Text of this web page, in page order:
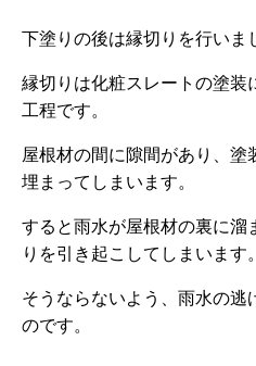
下塗りの後は縁切りを行いま
縁切りは化粧スレートの塗装
工程です。
屋根材の間に隙間があり、塗
埋まってしまいます。
すると雨水が屋根材の裏に溜
りを引き起こしてしまいます。
そうならないよう、雨水の逃
のです。